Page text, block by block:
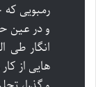
رمبویی
و در عین
انگار
هایی از